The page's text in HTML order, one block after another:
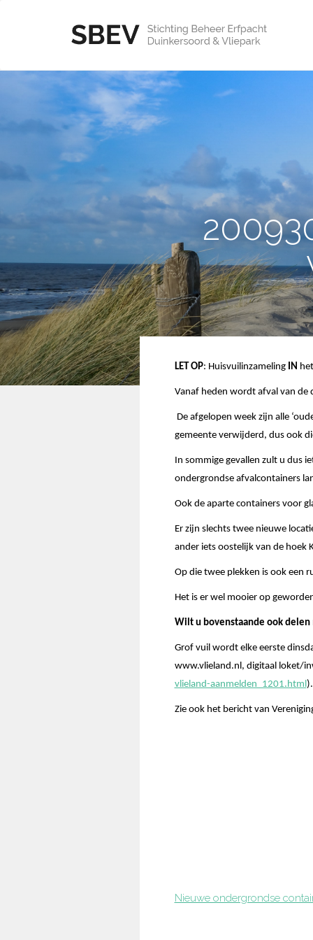
LET OP: Huisvuilinzameling IN
Vanaf heden wordt afval van de
De afgelopen week zijn alle
gemeente verwijderd, dus ook
In sommige gevallen zult u dus
ondergrondse afvalcontainers
Ook de aparte containers voor
Er zijn slechts twee nieuwe
ander iets oostelijk van de hoek
Op die twee plekken is ook een
Het is er wel mooier op
Wilt u bovenstaande ook
Grof vuil wordt elke eerste
www.vlieland.nl, digitaal loket/
vlieland-aanmelden_1201.html).
Zie ook het bericht van
Nieuwe ondergrondse